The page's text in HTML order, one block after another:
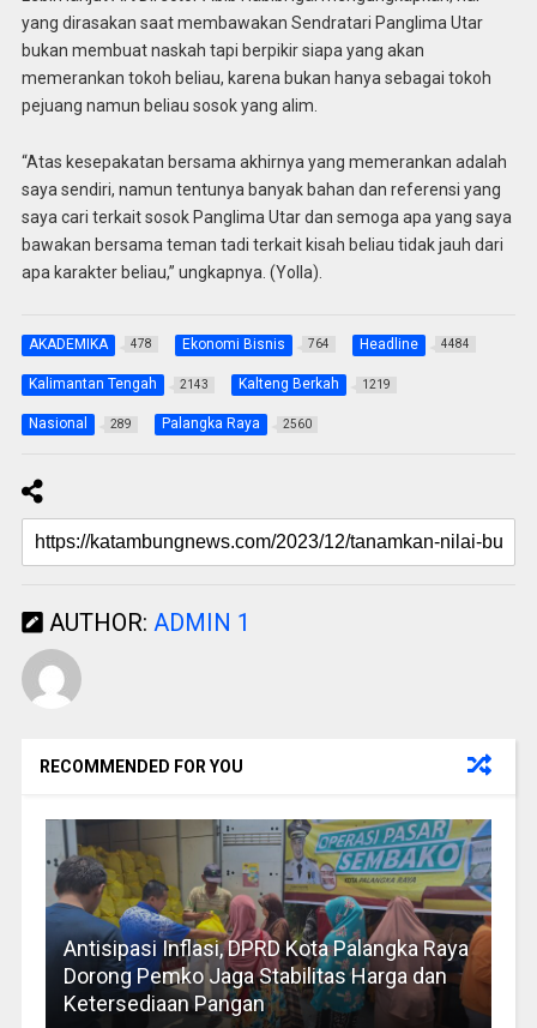
yang dirasakan saat membawakan Sendratari Panglima Utar
bukan membuat naskah tapi berpikir siapa yang akan
memerankan tokoh beliau, karena bukan hanya sebagai tokoh
pejuang namun beliau sosok yang alim.
“Atas kesepakatan bersama akhirnya yang memerankan adalah
saya sendiri, namun tentunya banyak bahan dan referensi yang
saya cari terkait sosok Panglima Utar dan semoga apa yang saya
bawakan bersama teman tadi terkait kisah beliau tidak jauh dari
apa karakter beliau,” ungkapnya. (Yolla).
AKADEMIKA 478 Ekonomi Bisnis 764 Headline 4484
Kalimantan Tengah 2143 Kalteng Berkah 1219
Nasional 289 Palangka Raya 2560
AUTHOR: ADMIN 1
RECOMMENDED FOR YOU
Antisipasi Inflasi, DPRD Kota Palangka Raya
Dorong Pemko Jaga Stabilitas Harga dan
Ketersediaan Pangan